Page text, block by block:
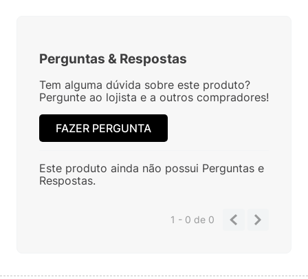
Perguntas & Respostas
Tem alguma dúvida sobre este produto?
Pergunte ao lojista e a outros compradores!
FAZER PERGUNTA
Este produto ainda não possui Perguntas e
Respostas.
1 - 0de 0